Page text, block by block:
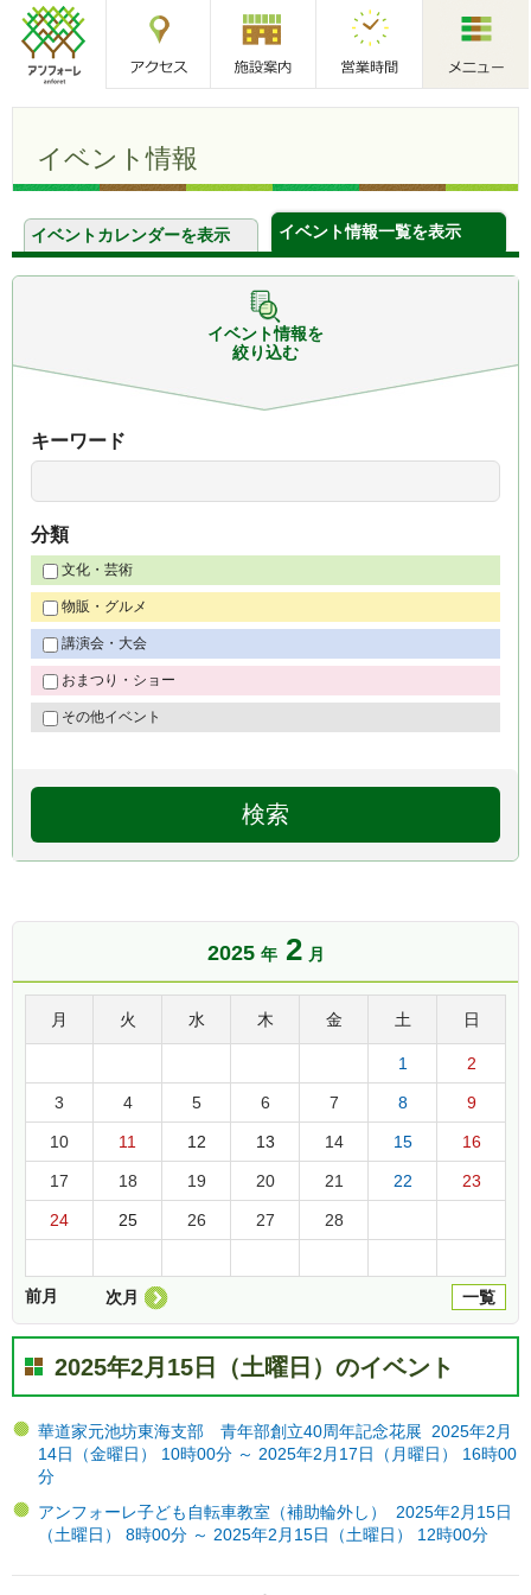
アンフォーレ 施設案内 営業時間
イベント情報
イベントカレンダーを表示 イベント情報一覧を表示
イベント情報を
絞り込む
キーワード
分類
文化・芸術
物販・グルメ
講演会・大会
おまつり・ショー
その他イベント
2025 年 2 月
月 火 水 木 金 土 日
1 2
3 4 5 6 7 8 9
10 11 12 13 14 15 16
17 18 19 20 21 22 23
24 25 26 27 28
前月 一覧
次月
2025年2月15日（土曜日）のイベント
華道家元池坊東海支部 青年部創立40周年記念花展 2025年2月
14日（金曜日） 10時00分 ～ 2025年2月17日（月曜日） 16時00
分
アンフォーレ子ども自転車教室（補助輪外し） 2025年2月15日
（土曜日） 8時00分 ～ 2025年2月15日（土曜日） 12時00分